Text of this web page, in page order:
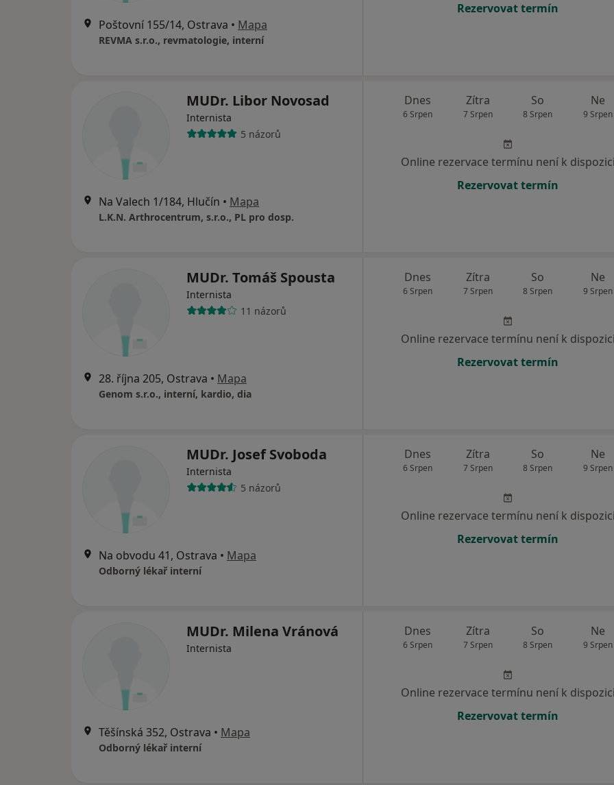
Poštovní 155/14, Ostrava • Mapa
REVMA s.r.o., revmatologie, interní
Rezervovat termín
MUDr. Libor Novosad
Internista
5 názorů
Na Valech 1/184, Hlučín • Mapa
L.K.N. Arthrocentrum, s.r.o., PL pro dosp.
Dnes
6 Srpen
Zítra
7 Srpen
So
8 Srpen
Ne
9 Srpen
Online rezervace termínu není k dispozici
Rezervovat termín
MUDr. Tomáš Spousta
Internista
11 názorů
28. října 205, Ostrava • Mapa
Genom s.r.o., interní, kardio, dia
Dnes
6 Srpen
Zítra
7 Srpen
So
8 Srpen
Ne
9 Srpen
Online rezervace termínu není k dispozici
Rezervovat termín
MUDr. Josef Svoboda
Internista
5 názorů
Na obvodu 41, Ostrava • Mapa
Odborný lékař interní
Dnes
6 Srpen
Zítra
7 Srpen
So
8 Srpen
Ne
9 Srpen
Online rezervace termínu není k dispozici
Rezervovat termín
MUDr. Milena Vránová
Internista
Těšínská 352, Ostrava • Mapa
Odborný lékař interní
Dnes
6 Srpen
Zítra
7 Srpen
So
8 Srpen
Ne
9 Srpen
Online rezervace termínu není k dispozici
Rezervovat termín